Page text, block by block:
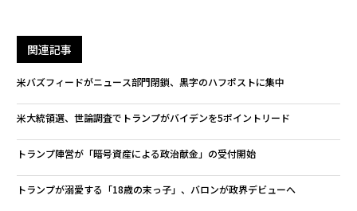
関連記事
米バズフィードがニュース部門閉鎖、黒字のハフポストに集中
米大統領選、世論調査でトランプがバイデンを5ポイントリード
トランプ陣営が「暗号資産による政治献金」の受付開始
トランプが溺愛する「18歳の末っ子」、バロンが政界デビューへ